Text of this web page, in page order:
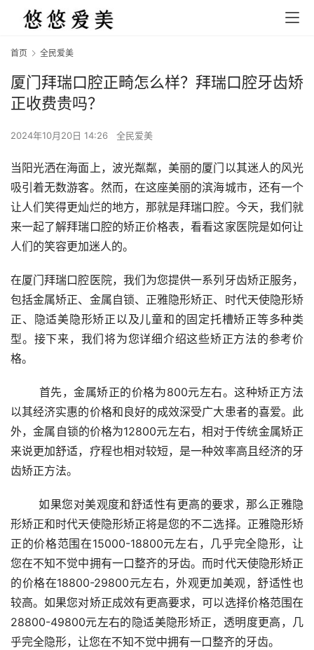
首页 全民爱美
厦门拜瑞口腔正畸怎么样？拜瑞口腔牙齿矫
正收费贵吗？
2024年10月20日 14:26 全民爱美
当阳光洒在海面上，波光粼粼，美丽的厦门以其迷人的风光
吸引着无数游客。然而，在这座美丽的滨海城市，还有一个
让人们笑得更灿烂的地方，那就是拜瑞口腔。今天，我们就
来一起了解拜瑞口腔的矫正价格表，看看这家医院是如何让
人们的笑容更加迷人的。
在厦门拜瑞口腔医院，我们为您提供一系列牙齿矫正服务，
包括金属矫正、金属自锁、正雅隐形矫正、时代天使隐形矫
正、隐适美隐形矫正以及儿童和的固定托槽矫正等多种类
型。接下来，我们将为您详细介绍这些矫正方法的参考价
格。
以其经济实惠的价格和良好的成效深受广大患者的喜爱。此
外，金属自锁的价格为12800元左右，相对于传统金属矫正
来说更加舒适，疗程也相对较短，是一种效率高且经济的牙
齿矫正方法。
	如果您对美观度和舒适性有更高的要求，那么正雅隐
形矫正和时代天使隐形矫正将是您的不二选择。正雅隐形矫
正的价格范围在15000-18800元左右，几乎完全隐形，让
您在不知不觉中拥有一口整齐的牙齿。而时代天使隐形矫正
的价格在18800-29800元左右，外观更加美观，舒适性也
较高。如果您对矫正成效有更高要求，可以选择价格范围在
28800-49800元左右的隐适美隐形矫正，透明度更高，几
乎完全隐形，让您在不知不觉中拥有一口整齐的牙齿。